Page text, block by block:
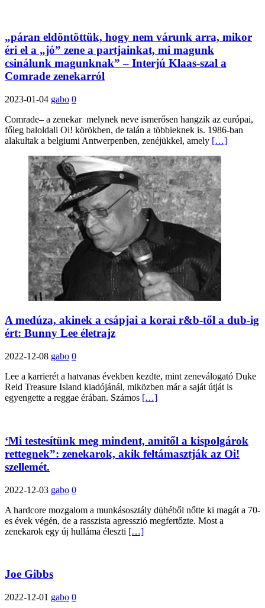
„páran eldöntöttük, hogy nem várunk arra, mikor
éri el a „jó” zene a partjainkat, mi magunk
csinálunk magunknak” – Interjú Klaas-szal a
Comrade zenekarról
2023-01-04 gabo 0
Comrade– a zenekar melynek neve ismerősen hangzik az európai,
főleg baloldali Oi! körökben, de talán a többieknek is. 1986-ban
alakultak a belgiumi Antwerpenben, zenéjükkel, amely […]
A medúza, akinek a csápjai a korai r&b-től a dub-ig
ért: Bunny Lee életrajz
2022-12-08 gabo 0
Lee a karrierét a hatvanas években kezdte, mint zeneválogató Duke
Reid Treasure Island kiadójánál, miközben már a saját útját is
egyengette a reggae érában. Számos […]
‘Mi testesítünk meg mindent, amitől a kispolgárok
rettegnek”: zenekarok, akik feltámasztják az Oi!
szellemét.
2022-12-03 gabo 0
A hardcore mozgalom a munkásosztály dühéből nőtte ki magát a 70-
es évek végén, de a rasszista agresszió megfertőzte. Most a
zenekarok egy új hulláma éleszti […]
Joe Gibbs
2022-12-01 gabo 0